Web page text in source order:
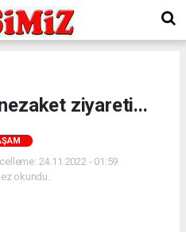
ziyareti...
24.11.2022 - 01:59
okundu.